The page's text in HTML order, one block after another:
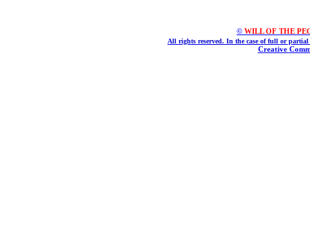
© WILL OF THE
All rights reserved. In the case of full or
Creative